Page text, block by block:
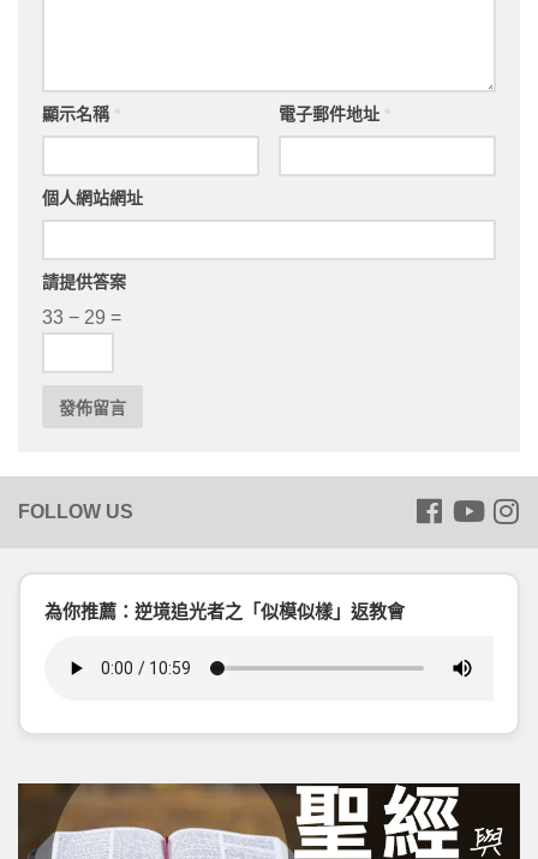
顯示名稱 電子郵件地址
個人網站網址
請提供答案
33 − 29 =
為你推薦：逆境追光者之「似模似樣」返教會